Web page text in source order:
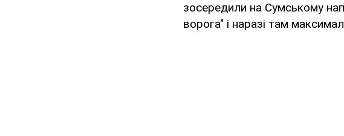
зосередили на Сумському
ворога" і наразі там